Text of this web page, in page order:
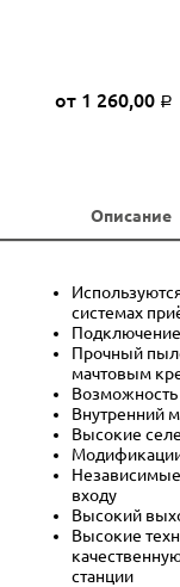
от 1 260,00 Р
Описание
системах
Прочный
мачтовым
Внутренний
Высокие
входу
Высокий
Высокие
станции